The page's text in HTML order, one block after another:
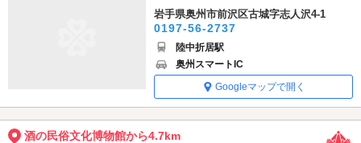
岩手県奥州市前沢区古城字志人沢4-1
0197-56-2737
陸中折居駅
奥州スマートIC
Googleマップで開く
酒の民俗文化博物館から4.7km